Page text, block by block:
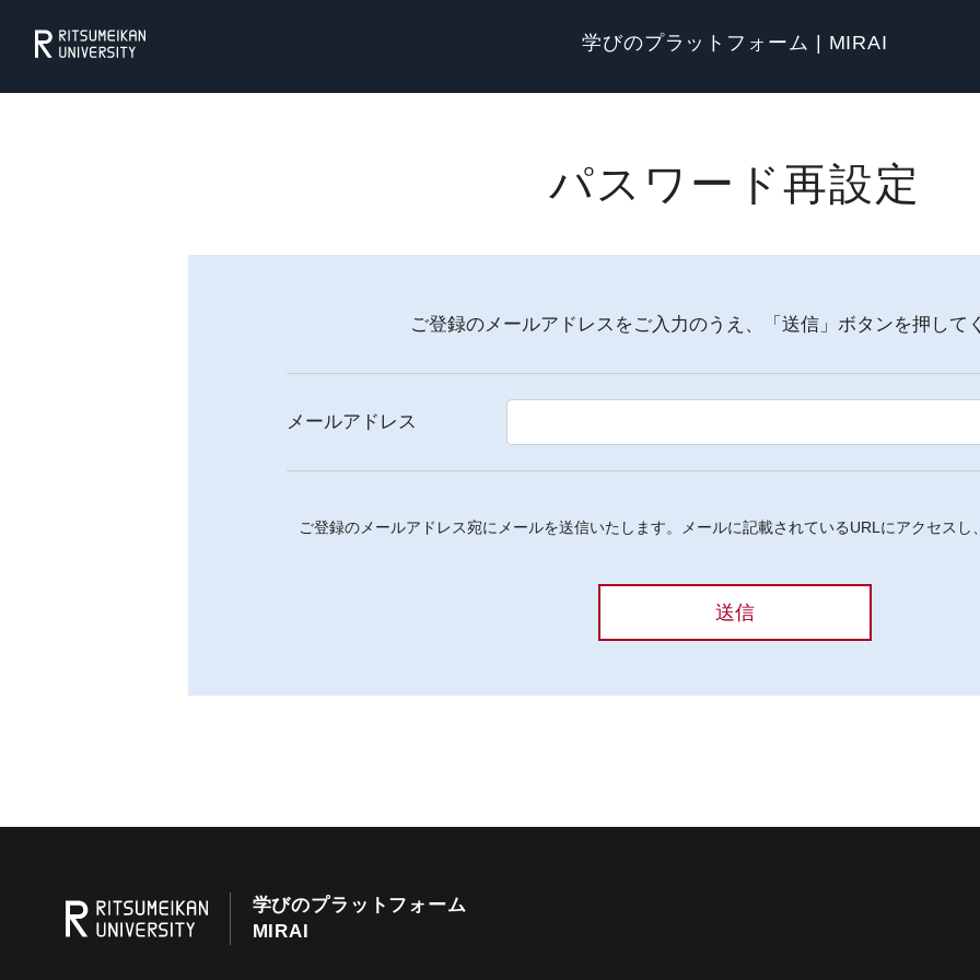
学びのプラットフォーム | MIRAI
パスワード再設定
ご登録のメールアドレスをご入力のうえ、「送信」ボタンを押して
メールアドレス
ご登録のメールアドレス宛にメールを送信いたします。メールに記載されているURLにアクセスし
学びのプラットフォーム
MIRAI